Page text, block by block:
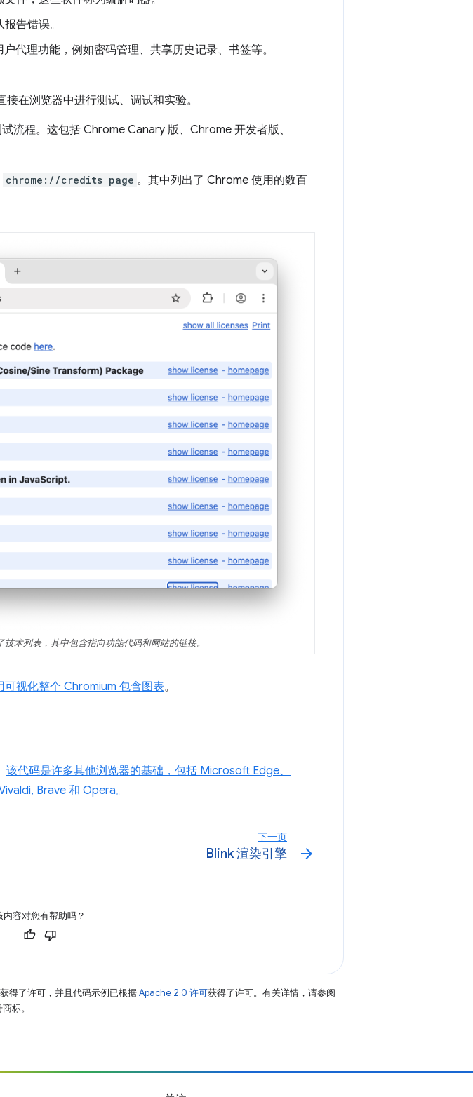
告错误。
代理功能，例如密码管理、共享历史记录、书签等。
在浏览器中进行测试、调试和实验。
流程。这包括 Chrome Canary 版、Chrome 开发者版、
chrome://credits page 。其中列出了 Chrome 使用的数百
技术列表，其中包含指向功能代码和网站的链接。
可视化整个 Chromium 包含图表。
该代码是许多其他浏览器的基础，包括 Microsoft Edge、
Brave 和 Opera。
下一页
Blink 渲染引擎 arrow_forward
内容对您有帮助吗？
获得了许可，并且代码示例已根据Apache 2.0 许可获得了许可。有关详情，请参阅
标。